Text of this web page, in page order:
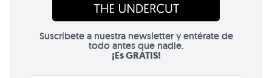
Suscríbete a nuestra newsletter y entérate de
todo antes que nadie.
¡Es GRATIS!